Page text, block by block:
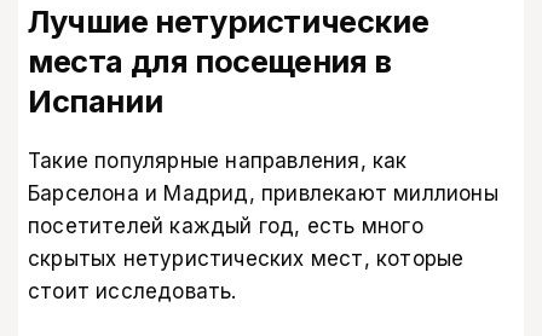
Лучшие нетуристические
места для посещения в
Испании
Такие популярные направления, как
Барселона и Мадрид, привлекают миллионы
посетителей каждый год, есть много
скрытых нетуристических мест, которые
стоит исследовать.